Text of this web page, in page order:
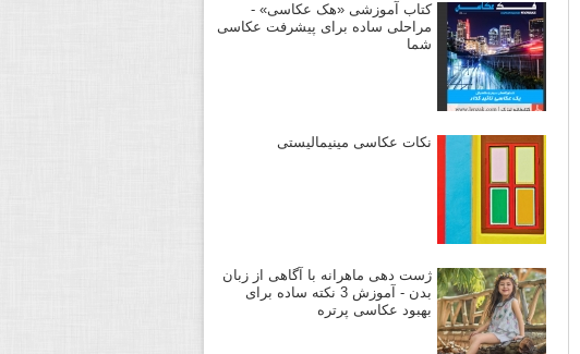
کتاب آموزشی «هک عکاسی» -
مراحلی ساده برای پیشرفت عکاسی
شما
نکات عکاسی مینیمالیستی
ژست دهی ماهرانه با آگاهی از زبان
بدن - آموزش 3 نکته ساده برای
بهبود عکاسی پرتره